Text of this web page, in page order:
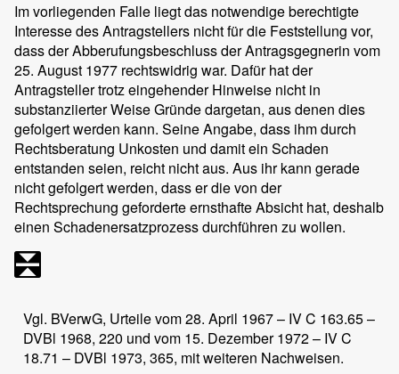
Im vorliegenden Falle liegt das notwendige berechtigte
Interesse des Antragstellers nicht für die Feststellung vor,
dass der Abberufungsbeschluss der Antragsgegnerin vom
25. August 1977 rechtswidrig war. Dafür hat der
Antragsteller trotz eingehender Hinweise nicht in
substanziierter Weise Gründe dargetan, aus denen dies
gefolgert werden kann. Seine Angabe, dass ihm durch
Rechtsberatung Unkosten und damit ein Schaden
entstanden seien, reicht nicht aus. Aus ihr kann gerade
nicht gefolgert werden, dass er die von der
Rechtsprechung geforderte ernsthafte Absicht hat, deshalb
einen Schadenersatzprozess durchführen zu wollen.
Vgl. BVerwG, Urteile vom 28. April 1967 – IV C 163.65 –
DVBl 1968, 220 und vom 15. Dezember 1972 – IV C
18.71 – DVBl 1973, 365, mit weiteren Nachweisen.